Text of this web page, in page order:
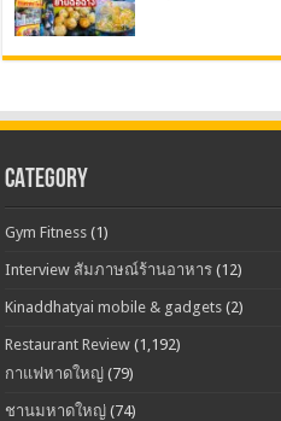
CATEGORY
Gym Fitness (1)
Interview สัมภาษณ์ร้านอาหาร (12)
Kinaddhatyai mobile & gadgets (2)
Restaurant Review (1,192)
กาแฟหาดใหญ่ (79)
ชานมหาดใหญ่ (74)